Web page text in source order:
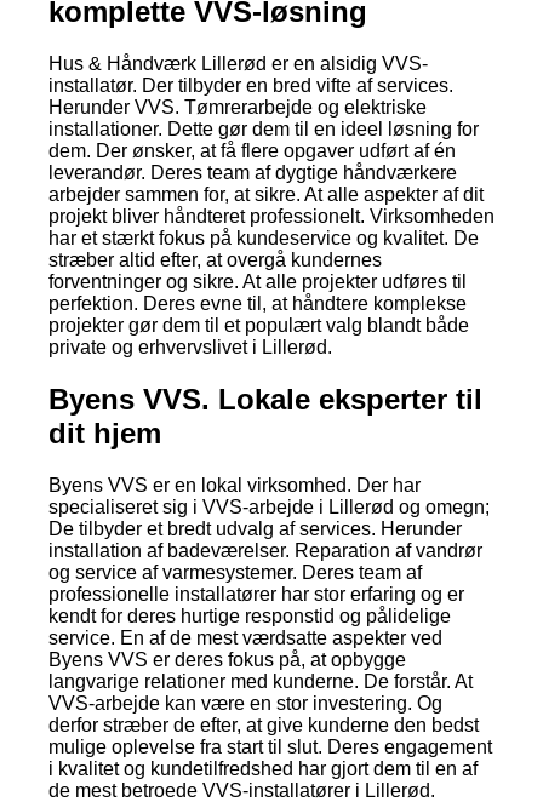
komplette VVS-løsning
Hus & Håndværk Lillerød er en alsidig VVS-
installatør. Der tilbyder en bred vifte af services.
Herunder VVS. Tømrerarbejde og elektriske
installationer. Dette gør dem til en ideel løsning for
dem. Der ønsker, at få flere opgaver udført af én
leverandør. Deres team af dygtige håndværkere
arbejder sammen for, at sikre. At alle aspekter af dit
projekt bliver håndteret professionelt. Virksomheden
har et stærkt fokus på kundeservice og kvalitet. De
stræber altid efter, at overgå kundernes
forventninger og sikre. At alle projekter udføres til
perfektion. Deres evne til, at håndtere komplekse
projekter gør dem til et populært valg blandt både
private og erhvervslivet i Lillerød.
Byens VVS. Lokale eksperter til
dit hjem
Byens VVS er en lokal virksomhed. Der har
specialiseret sig i VVS-arbejde i Lillerød og omegn;
De tilbyder et bredt udvalg af services. Herunder
installation af badeværelser. Reparation af vandrør
og service af varmesystemer. Deres team af
professionelle installatører har stor erfaring og er
kendt for deres hurtige responstid og pålidelige
service. En af de mest værdsatte aspekter ved
Byens VVS er deres fokus på, at opbygge
langvarige relationer med kunderne. De forstår. At
VVS-arbejde kan være en stor investering. Og
derfor stræber de efter, at give kunderne den bedst
mulige oplevelse fra start til slut. Deres engagement
i kvalitet og kundetilfredshed har gjort dem til en af
de mest betroede VVS-installatører i Lillerød.